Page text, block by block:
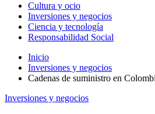
Cultura y ocio
Inversiones y negocios
Ciencia y tecnología
Responsabilidad Social
Inicio
Inversiones y negocios
Cadenas de suministro en
Inversiones y negocios